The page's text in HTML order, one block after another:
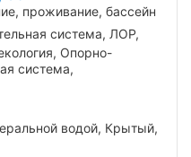
проживание, бассейн
система, ЛОР,
Опорно-
система,
водой, Крытый,